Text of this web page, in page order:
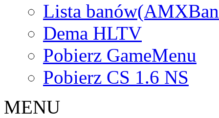
Lista
Dema HLTV
Pobierz GameMenu
Pobierz CS 1.6 NS
MENU